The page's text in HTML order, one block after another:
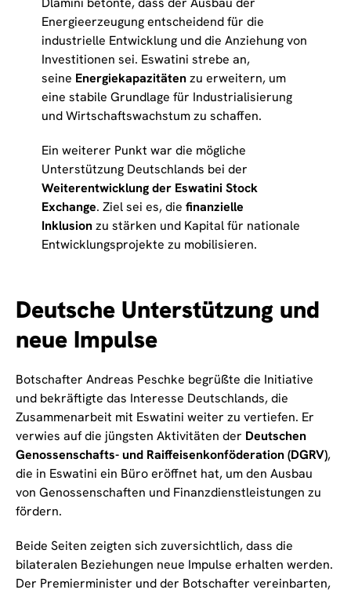
Energieerzeugung entscheidend für die
industrielle Entwicklung und die Anziehung von
Investitionen sei. Eswatini strebe an,
seine Energiekapazitätenzu erweitern, um
eine stabile Grundlage für Industrialisierung
und Wirtschaftswachstum zu schaffen.
Ein weiterer Punkt war die mögliche
Unterstützung Deutschlands bei der
Weiterentwicklung der Eswatini Stock
Exchange. Ziel sei es, die finanzielle
Inklusionzu stärken und Kapital für nationale
Entwicklungsprojekte zu mobilisieren.
Deutsche Unterstützung und
neue Impulse
Botschafter Andreas Peschke begrüßte die Initiative
und bekräftigte das Interesse Deutschlands, die
Zusammenarbeit mit Eswatini weiter zu vertiefen. Er
verwies auf die jüngsten Aktivitäten der Deutschen
Genossenschafts- und Raiffeisenkonföderation (DGRV),
die in Eswatini ein Büro eröffnet hat, um den Ausbau
von Genossenschaften und Finanzdienstleistungen zu
fördern.
Beide Seiten zeigten sich zuversichtlich, dass die
bilateralen Beziehungen neue Impulse erhalten werden.
Der Premierminister und der Botschafter vereinbarten,